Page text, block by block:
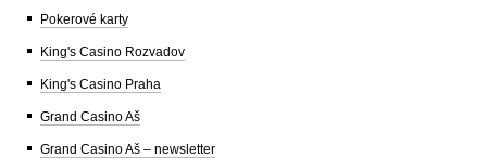
Pokerové karty
King's Casino Rozvadov
King's Casino Praha
Grand Casino Aš
Grand Casino Aš – newsletter